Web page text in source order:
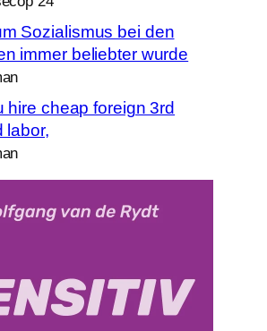
Sozialismus bei den
immer beliebter wurde
hire cheap foreign 3rd
labor,